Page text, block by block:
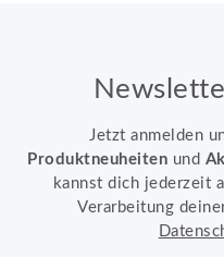
Jetzt anmelden
Produktneuheiten und
kannst dich jederzeit
Verarbeitung